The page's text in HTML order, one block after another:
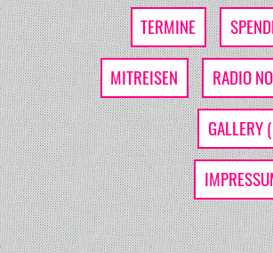
TERMINE
MITREISEN
RADIO
GALLERY